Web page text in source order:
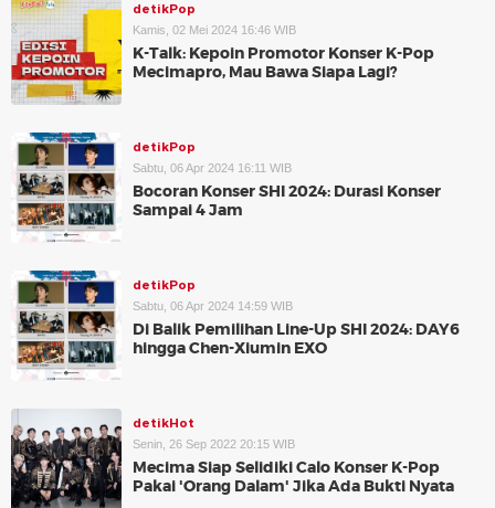
detikPop
Kamis, 02 Mei 2024 16:46 WIB
K-Talk: Kepoin Promotor Konser K-Pop
Mecimapro, Mau Bawa Siapa Lagi?
detikPop
Sabtu, 06 Apr 2024 16:11 WIB
Bocoran Konser SHI 2024: Durasi Konser
Sampai 4 Jam
detikPop
Sabtu, 06 Apr 2024 14:59 WIB
Di Balik Pemilihan Line-Up SHI 2024: DAY6
hingga Chen-Xiumin EXO
detikHot
Senin, 26 Sep 2022 20:15 WIB
Mecima Siap Selidiki Calo Konser K-Pop
Pakai 'Orang Dalam' Jika Ada Bukti Nyata